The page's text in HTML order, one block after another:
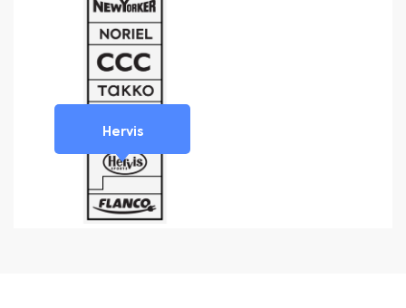
Hervis